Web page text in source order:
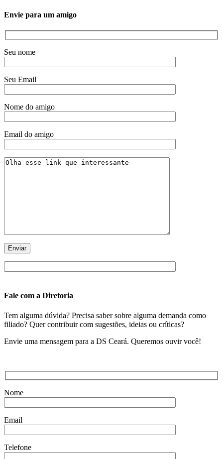
Envie para um amigo
Seu nome
Seu Email
Nome do amigo
Email do amigo
Fale com a Diretoria
Tem alguma dúvida? Precisa saber sobre alguma demanda como
filiado? Quer contribuir com sugestões, ideias ou críticas?
Envie uma mensagem para a DS Ceará. Queremos ouvir você!
Nome
Email
Telefone